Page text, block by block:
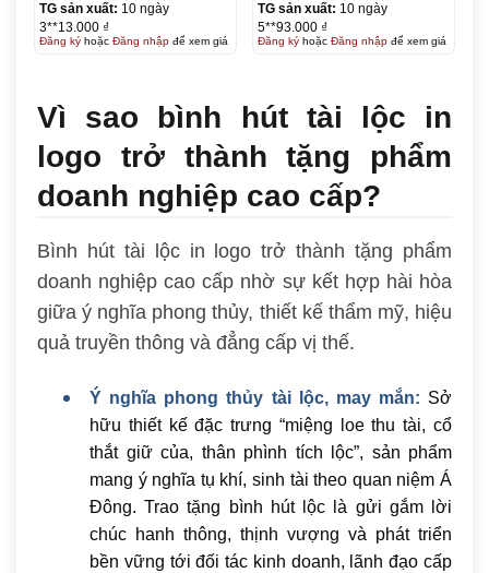
TG sản xuất: 10 ngày
3**13.000 ₫
Đăng kýhoặc Đăng nhậpđể xem giá
TG sản xuất: 10 ngày
5**93.000 ₫
Đăng kýhoặc Đăng nhậpđể xem giá
Vì sao bình hút tài lộc in
logo trở thành tặng phẩm
doanh nghiệp cao cấp?
Bình hút tài lộc in logo trở thành tặng phẩm
doanh nghiệp cao cấp nhờ sự kết hợp hài hòa
giữa ý nghĩa phong thủy, thiết kế thẩm mỹ, hiệu
quả truyền thông và đẳng cấp vị thế.
Ý nghĩa phong thủy tài lộc, may mắn: Sở
hữu thiết kế đặc trưng “miệng loe thu tài, cổ
thắt giữ của, thân phình tích lộc”, sản phẩm
mang ý nghĩa tụ khí, sinh tài theo quan niệm Á
Đông. Trao tặng bình hút lộc là gửi gắm lời
chúc hanh thông, thịnh vượng và phát triển
bền vững tới đối tác kinh doanh, lãnh đạo cấp